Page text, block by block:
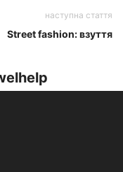
наступна стаття
Street fashion: взуття